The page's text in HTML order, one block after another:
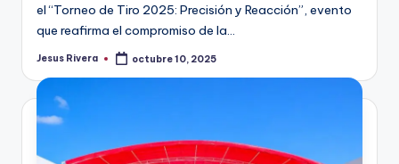
el “Torneo de Tiro 2025: Precisión y Reacción”, evento
que reafirma el compromiso de la…
Publicado
Jesus Rivera octubre 10, 2025